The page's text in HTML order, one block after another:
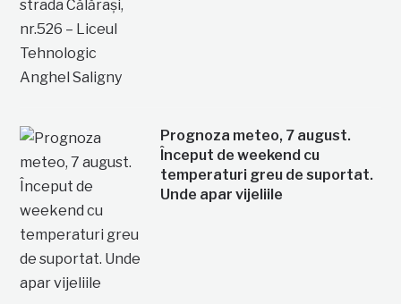
Prognoza meteo, 7 august.
Început de weekend cu
temperaturi greu de suportat.
Unde apar vijeliile